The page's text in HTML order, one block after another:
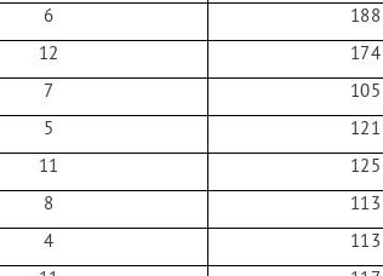
6
188
12
174
7
105
5
121
11
125
8
113
4
113